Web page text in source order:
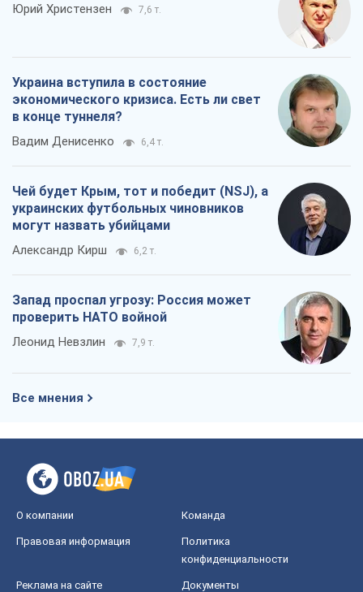
Юрий Христензен 7,6 т.
Украина вступила в состояние
экономического кризиса. Есть ли свет
в конце туннеля?
Вадим Денисенко 6,4 т.
Чей будет Крым, тот и победит (NSJ), а
украинских футбольных чиновников
могут назвать убийцами
Александр Кирш 6,2 т.
Запад проспал угрозу: Россия может
проверить НАТО войной
Леонид Невзлин 7,9 т.
Все мнения
О компании Команда
Правовая информация
Политика
конфиденциальности
Реклама на сайте Документы